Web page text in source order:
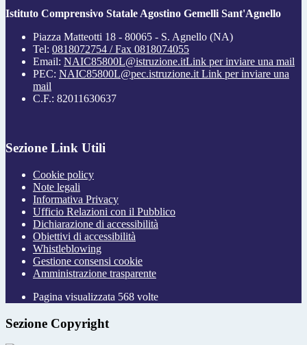
Istituto Comprensivo Statale Agostino Gemelli Sant'Agnello
Piazza Matteotti 18 - 80065 - S. Agnello (NA)
Tel: 0818072754 / Fax 0818074055
Email: NAIC85800L@istruzione.itLink per inviare una mail
PEC: NAIC85800L@pec.istruzione.it Link per inviare una
mail
C.F.: 82011630637
Sezione Link Utili
Cookie policy
Note legali
Informativa Privacy
Ufficio Relazioni con il Pubblico
Dichiarazione di accessibilità
Obiettivi di accessibilità
Whistleblowing
Gestione consensi cookie
Amministrazione trasparente
Pagina visualizzata 568 volte
Sezione Copyright